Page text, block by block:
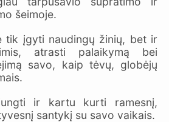
šeimoje.
tik įgyti naudingų žinių, bet ir
atrasti palaikymą bei
savo, kaip tėvų, globėjų
ir kartu kurti ramesnį,
santykį su savo vaikais.